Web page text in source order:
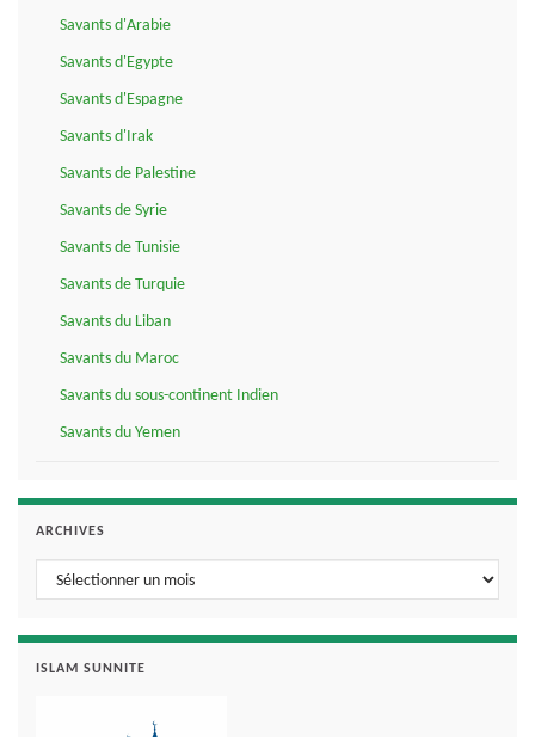
Savants d'Arabie
Savants d'Egypte
Savants d'Espagne
Savants d'Irak
Savants de Palestine
Savants de Syrie
Savants de Tunisie
Savants de Turquie
Savants du Liban
Savants du Maroc
Savants du sous-continent Indien
Savants du Yemen
ARCHIVES
Archives
ISLAM SUNNITE